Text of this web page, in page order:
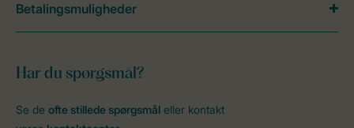
Har du spørgsmål?
Se de ofte stillede spørgsmål eller kontakt
Betalingsmuligheder